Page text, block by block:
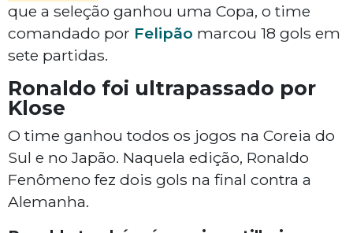
que a seleção ganhou uma Copa, o time
comandado por Felipão marcou 18 gols em
sete partidas.
Ronaldo foi ultrapassado por
Klose
O time ganhou todos os jogos na Coreia do
Sul e no Japão. Naquela edição, Ronaldo
Fenômeno fez dois gols na final contra a
Alemanha.